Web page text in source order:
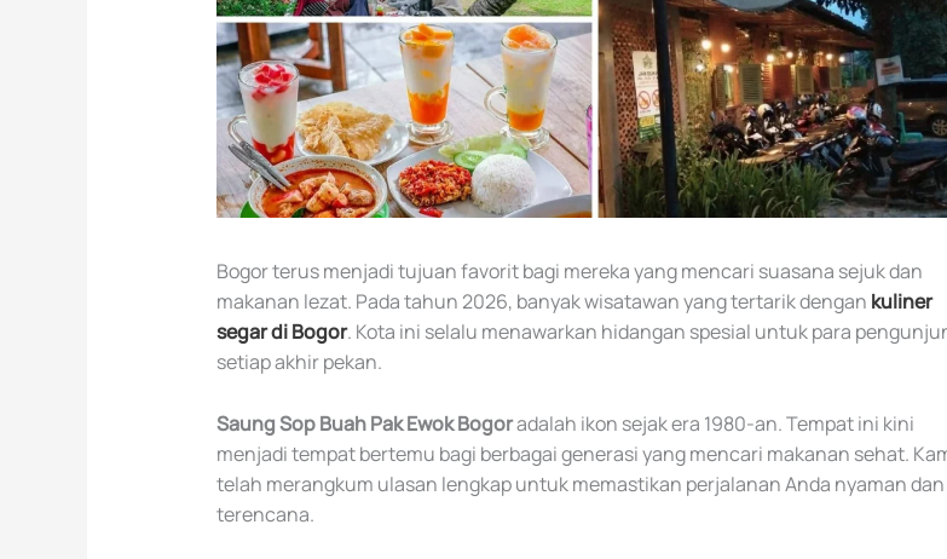
Bogor terus menjadi tujuan favorit bagi mereka yang mencari suasana sejuk dan
makanan lezat. Pada tahun 2026, banyak wisatawan yang tertarik dengan kuliner
segar di Bogor. Kota ini selalu menawarkan hidangan spesial untuk para
setiap akhir pekan.
Saung Sop Buah Pak Ewok Bogoradalah ikon sejak era 1980-an. Tempat ini kini
menjadi tempat bertemu bagi berbagai generasi yang mencari makanan sehat.
telah merangkum ulasan lengkap untuk memastikan perjalanan Anda nyaman dan
terencana.